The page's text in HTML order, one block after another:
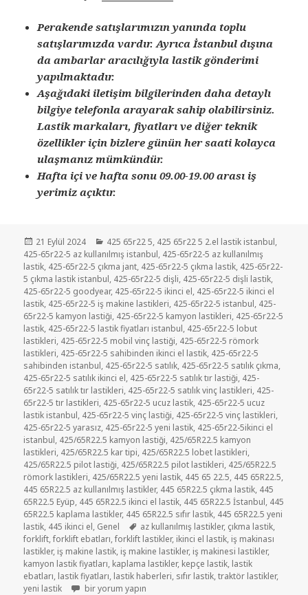
Perakende satışlarımızın yanında toplu
satışlarımızda vardır. Ayrıca İstanbul dışına
da ambarlar aracılığıyla lastik gönderimi
yapılmaktadır.
Aşağıdaki iletişim bilgilerinden daha detaylı
bilgiye telefonla arayarak sahip olabilirsiniz.
Lastik markaları, fiyatları ve diğer teknik
özellikler için bizlere günün her saati kolayca
ulaşmanız mümkündür.
Hafta içi ve hafta sonu 09.00-19.00 arası iş
yerimiz açıktır.
Yayın
tarihi
21 Eylül 2024 Kategoriler
425 65r22 5, 425 65r22 5 2.el lastik istanbul,
425-65r22-5 az kullanılmış istanbul, 425-65r22-5 az kullanılmış
lastik, 425-65r22-5 çıkma jant, 425-65r22-5 çıkma lastik, 425-65r22-
5 çıkma lastik istanbul, 425-65r22-5 dişli, 425-65r22-5 dişli lastik,
425-65r22-5 goodyear, 425-65r22-5 ikinci el, 425-65r22-5 ikinci el
lastik, 425-65r22-5 iş makine lastikleri, 425-65r22-5 istanbul, 425-
65r22-5 kamyon lastiği, 425-65r22-5 kamyon lastikleri, 425-65r22-5
lastik, 425-65r22-5 lastik fiyatları istanbul, 425-65r22-5 lobut
lastikleri, 425-65r22-5 mobil vinç lastiği, 425-65r22-5 römork
lastikleri, 425-65r22-5 sahibinden ikinci el lastik, 425-65r22-5
sahibinden istanbul, 425-65r22-5 satılık, 425-65r22-5 satılık çıkma,
425-65r22-5 satılık ikinci el, 425-65r22-5 satılık tır lastiği, 425-
65r22-5 satılık tır lastikleri, 425-65r22-5 satılık vinç lastikleri, 425-
65r22-5 tır lastikleri, 425-65r22-5 ucuz lastik, 425-65r22-5 ucuz
lastik istanbul, 425-65r22-5 vinç lastiği, 425-65r22-5 vinç lastikleri,
425-65r22-5 yarasız, 425-65r22-5 yeni lastik, 425-65r22-5ikinci el
istanbul, 425/65R22.5 kamyon lastiği, 425/65R22.5 kamyon
lastikleri, 425/65R22.5 kar tipi, 425/65R22.5 lobet lastikleri,
425/65R22.5 pilot lastiği, 425/65R22.5 pilot lastikleri, 425/65R22.5
römork lastikleri, 425/65R22.5 yeni lastik, 445 65 22.5, 445 65R22.5,
445 65R22.5 az kullanılmış lastikler, 445 65R22.5 çıkma lastik, 445
65R22.5 Eyüp, 445 65R22.5 ikinci el lastik, 445 65R22.5 İstanbul, 445
65R22.5 kaplama lastikler, 445 65R22.5 sıfır lastik, 445 65R22.5 yeni
lastik, 445 ikinci el, Genel Etiketler
az kullanılmış lastikler, çıkma lastik,
forklift,forklift ebatları,forklift lastikler, ikinci el lastik, iş makinası
lastikler, iş makine lastik, iş makine lastikler, iş makinesi lastikler,
kamyon lastik fiyatları, kaplama lastikler, kepçe lastik, lastik
ebatları, lastik fiyatları, lastik haberleri, sıfır lastik,traktör lastikler,
yeni lastik
445 65 22.5 DOLGU FORKLİFT İKİNCİ EL LASTİK için
bir yorum yapın